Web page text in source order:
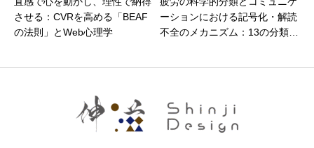
させる：CVRを高める「BEAF
の法則」とWeb心理学
ーションにおける記号化・解読
不全のメカニズム：13の分類に